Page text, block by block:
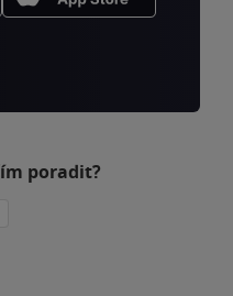
poradit?